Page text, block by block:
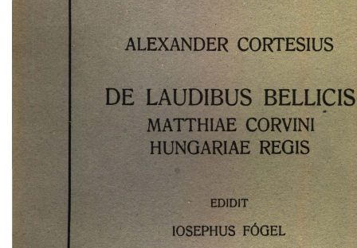
ALEXANDER CORTESIUS
DE LAUDIBUS
MATTHIAE CORVINI
HUNGARIAE REGIS
EDIDIT
IOSEPHUS FÓGEL
.